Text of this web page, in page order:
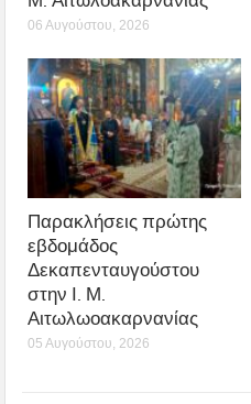
06 Αυγούστου, 2026
Παρακλήσεις πρώτης
εβδομάδος
Δεκαπενταυγούστου
στην Ι. Μ.
Αιτωλωοακαρνανίας
05 Αυγούστου, 2026